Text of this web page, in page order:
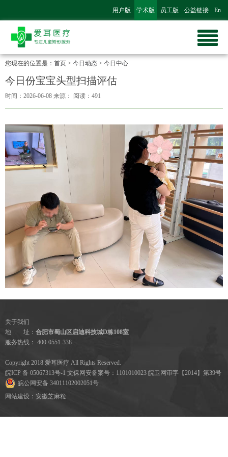
用户版 学术版 员工版 公益链接 En
您现在的位置是： 首页 > 今日动态 > 今日中心
今日份宝宝头型扫描评估
时间：2026-06-08 来源： 阅读：491
关于我们
地 址： 合肥市蜀山区启迪科技城D栋108室
服务热线： 400-0551-338
Copyright 2018 爱耳医疗 All Rights Reserved.
皖ICP 备 05067313号-1 文保网安备案号：1101010023 皖卫网审字【2014】第39号
皖公网安备 34011102002051号
网站建设 ： 安徽芝麻粒